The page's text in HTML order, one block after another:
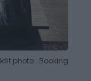
photo : Booking